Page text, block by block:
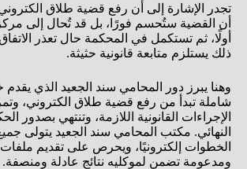
تجدر الإشارة إلى أن رفع قضية طلاق
أن القضية ستُحسم فورًا، بل قد تُحال إلى
أولًا، ثم تستكمل في المحكمة حال تعذر
ذلك يستلزم متابعة قانونية حثيثة.
وهنا يبرز دور المحامي سند الجعيد الذي يقدم
شاملة تبدأ من رفع قضية طلاق الكتروني،
الإجراءات القانونية اللازمة، وتنتهي بصدور
النهائي. مكتب المحامي سند الجعيد يتولى
الخطوات إلكترونيًا، ويحرص على تقديم
ومدعومة تضمن لموكليه نتائج عادلة ومنصفة.